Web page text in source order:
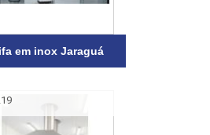
em inox Jaraguá